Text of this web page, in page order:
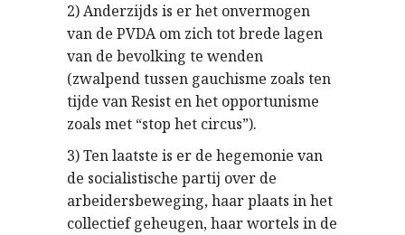
2) Anderzijds is er het onvermogen
van de PVDA om zich tot brede lagen
van de bevolking te wenden
(zwalpend tussen gauchisme zoals ten
tijde van Resist en het opportunisme
zoals met “stop het circus”).
3) Ten laatste is er de hegemonie van
de socialistische partij over de
arbeidersbeweging, haar plaats in het
collectief geheugen, haar wortels in de